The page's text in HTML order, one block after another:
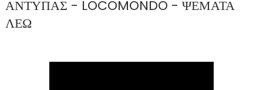
ΑΝΤΥΠΑΣ - LOCOMONDO - ΨΕΜΑΤΑ
ΛΕΩ